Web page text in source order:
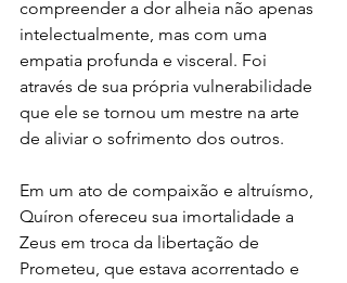
compreender a dor alheia não apenas
intelectualmente, mas com uma
empatia profunda e visceral. Foi
através de sua própria vulnerabilidade
que ele se tornou um mestre na arte
de aliviar o sofrimento dos outros.
Em um ato de compaixão e altruísmo,
Quíron ofereceu sua imortalidade a
Zeus em troca da libertação de
Prometeu, que estava acorrentado e